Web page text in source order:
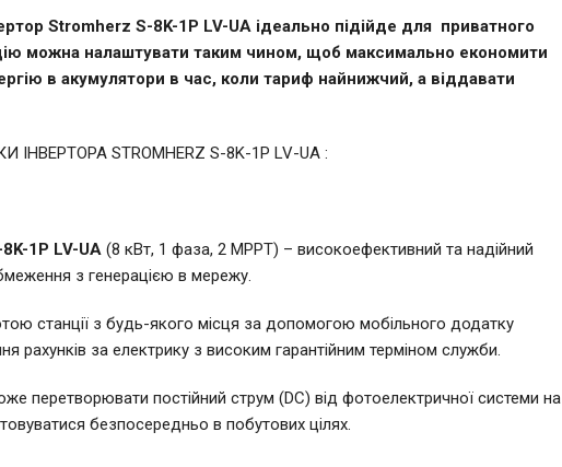
Stromherz S-8K-1P LV-UA ідеально підійде для приватного
можна налаштувати таким чином, щоб максимально економити
в акумулятори в час, коли тариф найнижчий, а віддавати
STROMHERZ S-8K-1P LV-UA :
1P LV-UA (8 кВт, 1 фаза, 2 МРРТ) – високоефективний та надійний
з генерацією в мережу.
станції з будь-якого місця за допомогою мобільного додатку
рахунків за електрику з високим гарантійним терміном служби.
перетворювати постійний струм (DC) від фотоелектричної системи на
безпосередньо в побутових цілях.